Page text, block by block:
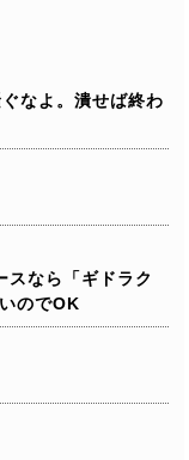
なよ。潰せば終わ
スなら「ギドラク
のでOK